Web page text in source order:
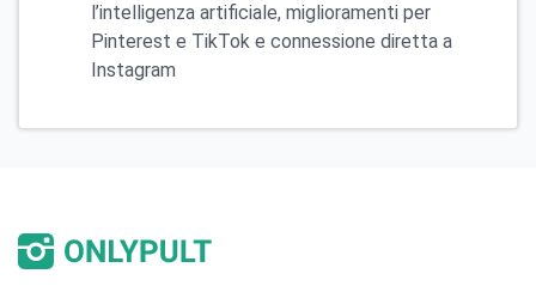
l’intelligenza artificiale, miglioramenti per
Pinterest e TikTok e connessione diretta a
Instagram